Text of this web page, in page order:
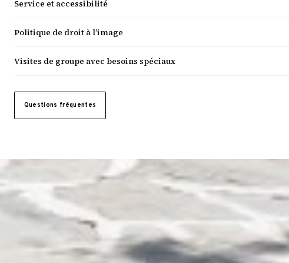
Service et accessibilité
Politique de droit à l’image
Visites de groupe avec besoins spéciaux
Questions fréquentes